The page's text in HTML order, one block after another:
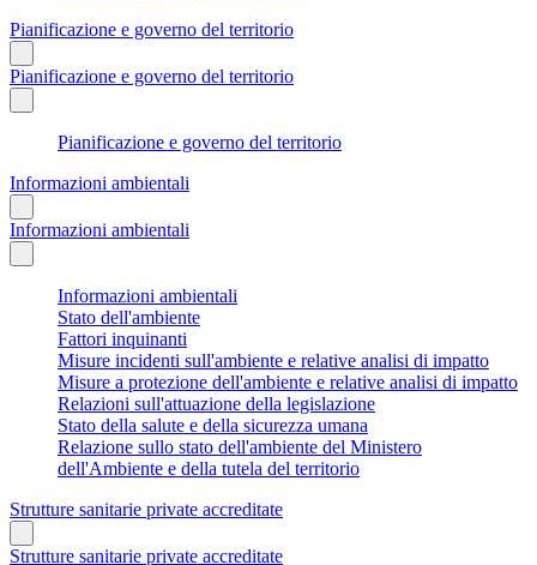
Pianificazione e governo del territorio
Pianificazione e governo del territorio
Pianificazione e governo del territorio
Informazioni ambientali
Informazioni ambientali
Informazioni ambientali
Stato dell'ambiente
Fattori inquinanti
Misure incidenti sull'ambiente e relative analisi di impatto
Misure a protezione dell'ambiente e relative analisi di impatto
Relazioni sull'attuazione della legislazione
Stato della salute e della sicurezza umana
Relazione sullo stato dell'ambiente del Ministero
dell'Ambiente e della tutela del territorio
Strutture sanitarie private accreditate
Strutture sanitarie private accreditate